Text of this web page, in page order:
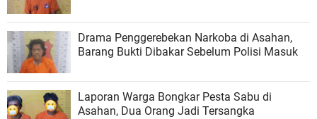
Drama Penggerebekan Narkoba di Asahan,
Barang Bukti Dibakar Sebelum Polisi Masuk
Laporan Warga Bongkar Pesta Sabu di
Asahan, Dua Orang Jadi Tersangka